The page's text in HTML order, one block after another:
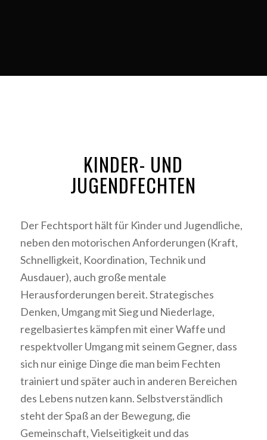
KINDER- UND
JUGENDFECHTEN
Der Fechtsport hält für Kinder und Jugendliche,
neben den motorischen Anforderungen (Kraft,
Schnelligkeit, Koordination, Technik und
Ausdauer), auch große mentale
Herausforderungen bereit. Strategisches
Denken, Umgang mit Sieg und Niederlage,
regelbasiertes kämpfen mit einer Waffe und
respektvoller Umgang mit seinem Gegner, dass
sich nur einige Dinge die man beim Fechten
trainiert und später auch in anderen Bereichen
des Lebens nutzen kann. Selbstverständlich
steht der Spaß an der Bewegung, die
Gemeinschaft, Vielseitigkeit und das